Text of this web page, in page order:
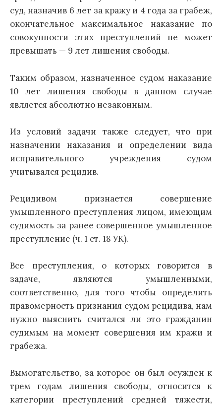
суд, назначив 6 лет за кражу и 4 года за грабеж,
окончательное максимальное наказание по
совокупности этих преступлений не может
превышать — 9 лет лишения свободы.
Таким образом, назначенное судом наказание
10 лет лишения свободы в данном случае
является абсолютно незаконным.
Из условий задачи также следует, что при
назначении наказания и определении вида
исправительного учреждения судом
учитывался рецидив.
Рецидивом признается совершение
умышленного преступления лицом, имеющим
судимость за ранее совершенное умышленное
преступление (ч. 1 ст. 18 УК).
Все преступления, о которых говорится в
задаче, являются умышленными,
соответственно, для того чтобы определить
правомерность признания судом рецидива, нам
нужно выяснить считался ли это гражданин
судимым на момент совершения им кражи и
грабежа.
Вымогательство, за которое он был осужден к
трем годам лишения свободы, относится к
категории преступлений средней тяжести,